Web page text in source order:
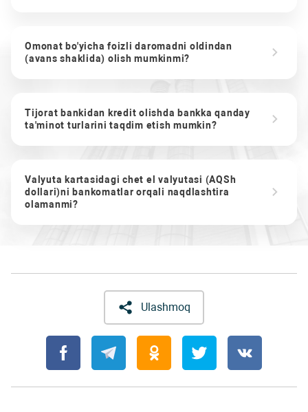
Omonat bo'yicha foizli daromadni oldindan
(avans shaklida) olish mumkinmi?
Tijorat bankidan kredit olishda bankka qanday
ta'minot turlarini taqdim etish mumkin?
Valyuta kartasidagi chet el valyutasi (AQSh
dollari)ni bankomatlar orqali naqdlashtira
olamanmi?
Ulashmoq